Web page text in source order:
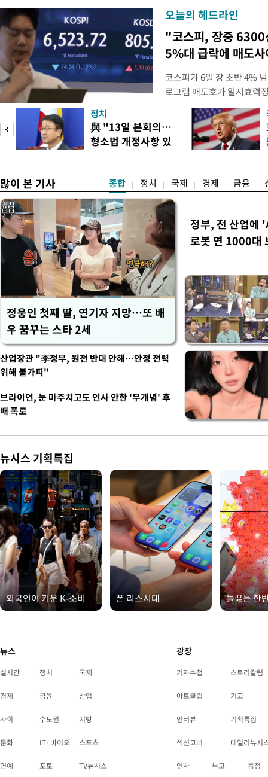
오늘의 헤드라인
"코스피, 장중 6300
5%대 급락에 매도사
코스피가 6일 장 초반 4%
로그램 매도호가 일시효력
한국거래소는 이날 오전
했다고 밝혔다. 발동 당시
대비 5.12% 급락한 987.24
스피200을 기초자산으로
정치
與 "13일 본회의…
형소법 개정사항 있
많이 본 기사 종합 정치 국제 경제 금융
정웅인 첫째 딸, 연기자 지망…또 배
우 꿈꾸는 스타 2세
정부, 전 산업
로봇 연 1000대
산업장관 "李정부, 원전 반대 안해…안정 전력
위해 불가피"
브라이언, 눈 마주치고도 인사 안한 '무개념' 후
배 폭로
뉴시스 기획특집
외국인이 키운 K-소비 폰 리스시대 들끓는 한
뉴스
실시간 정치 국제
경제 금융 산업
사회 수도권 지방
문화 IT·바이오 스포츠
연예 포토 TV뉴시스
광장
기자수첩 스토리칼럼
아트클럽 기고
인터뷰 기획특집
섹션코너 데일리뉴시
인사 부고 동정